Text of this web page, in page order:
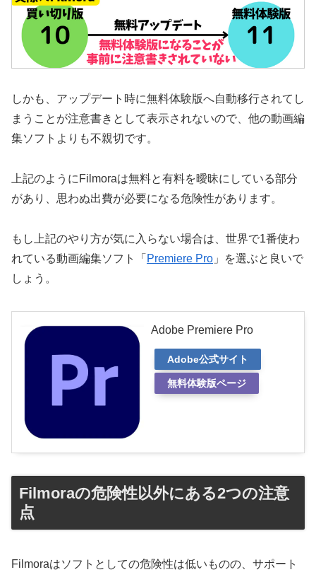
しかも、アップデート時に無料体験版へ自動移行されてし
まうことが注意書きとして表示されないので、他の動画編
集ソフトよりも不親切です。
上記のようにFilmoraは無料と有料を曖昧にしている部分
があり、思わぬ出費が必要になる危険性があります。
もし上記のやり方が気に入らない場合は、世界で1番使わ
れている動画編集ソフト「 Premiere Pro 」を選ぶと良いで
しょう。
Adobe Premiere Pro
Adobe公式サイト
無料体験版ページ
Filmoraの危険性以外にある2つの注意
点
Filmoraはソフトとしての危険性は低いものの、サポート